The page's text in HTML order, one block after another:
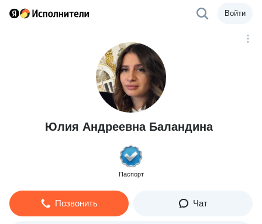
Войти
Юлия Андреевна Баландина
Паспорт
Позвонить Чат